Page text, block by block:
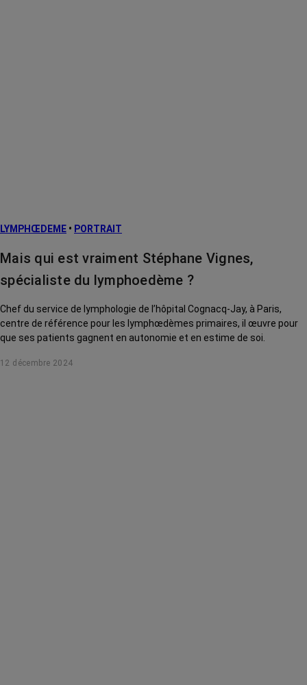
LYMPHŒDEME • PORTRAIT
Mais qui est vraiment Stéphane Vignes,
spécialiste du lymphoedème ?
Chef du service de lymphologie de l’hôpital Cognacq-Jay, à Paris,
centre de référence pour les lymphœdèmes primaires, il œuvre pour
que ses patients gagnent en autonomie et en estime de soi.
12 décembre 2024